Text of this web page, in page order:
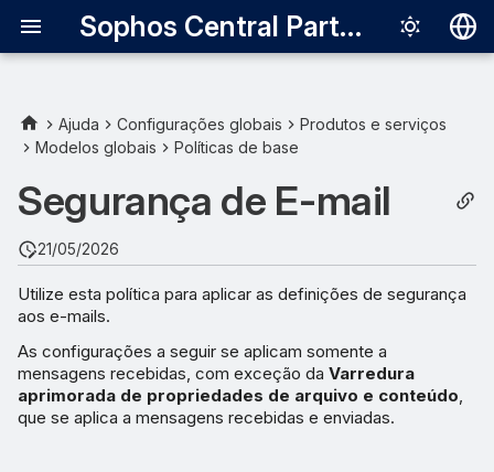
Sophos Central Partner
English
Português
中文（繁體）
Filtragem de Spam
Configurações da
Configurações de
quarentena
Verificação do remetente
Varredura aprimorada de
Ajuda Configurações globais
Produtos e serviços
Modelos globais
Políticas de base
Segurança de E-mail
21/05/2026
Utilize esta política para aplicar as definições de segurança
aos e-mails.
As configurações a seguir se aplicam somente a
mensagens recebidas, com exceção da Varredura
aprimorada de propriedades de arquivo e conteúdo
que se aplica a mensagens recebidas e enviadas.